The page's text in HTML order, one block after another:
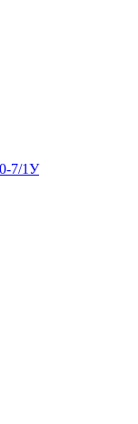
7/1У